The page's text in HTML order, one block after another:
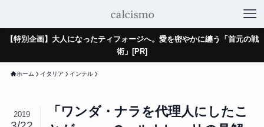
【特別企画】大人になったティフォージへ。愛を密やかに纏う「首元の戦
術」[PR]
ホーム イタリア インテル
「ワンダ・ナラを代理人にしたこ
2019